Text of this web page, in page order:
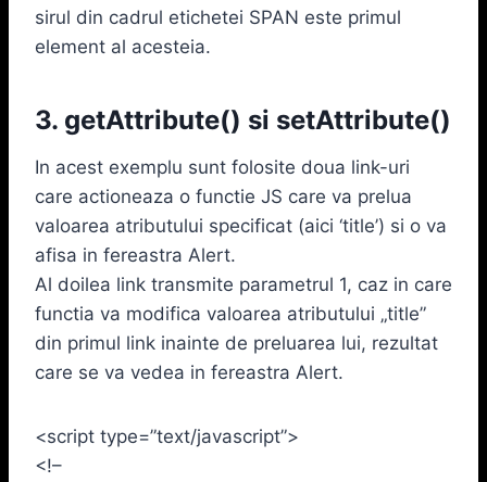
sirul din cadrul etichetei SPAN este primul
element al acesteia.
3. getAttribute() si setAttribute()
In acest exemplu sunt folosite doua link-uri
care actioneaza o functie JS care va prelua
valoarea atributului specificat (aici ‘title’) si o va
afisa in fereastra Alert.
Al doilea link transmite parametrul 1, caz in care
functia va modifica valoarea atributului „title”
din primul link inainte de preluarea lui, rezultat
care se va vedea in fereastra Alert.
<script type=”text/javascript”>
<!–